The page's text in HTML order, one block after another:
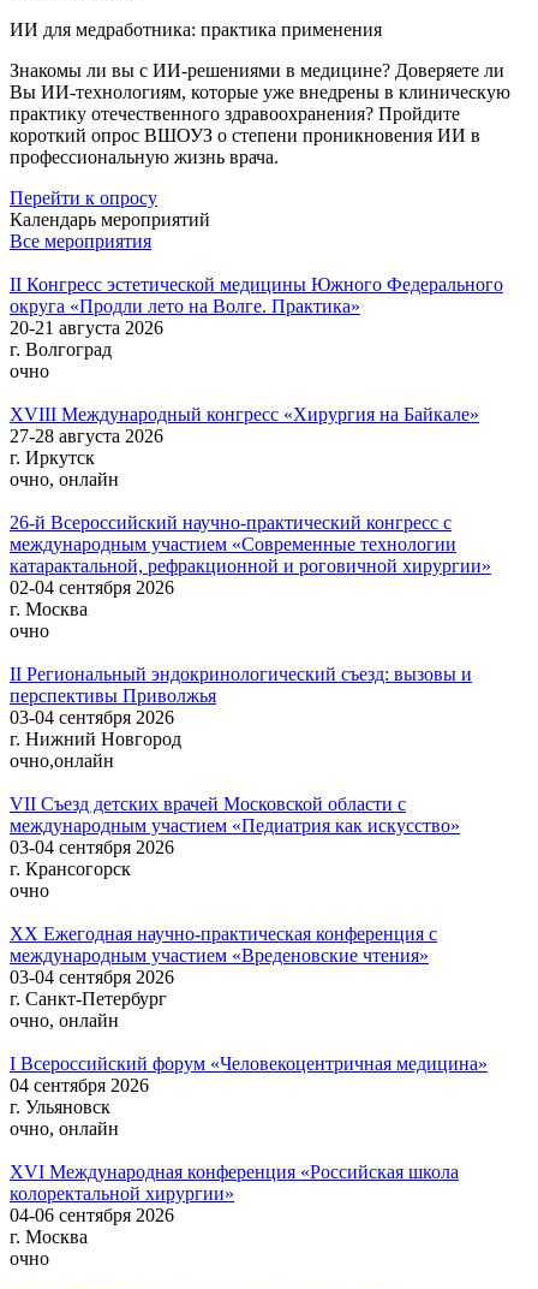
ИИ для медработника: практика применения
Знакомы ли вы с ИИ-решениями в медицине? Доверяете ли
Вы ИИ-технологиям, которые уже внедрены в клиническую
практику отечественного здравоохранения? Пройдите
короткий опрос ВШОУЗ о степени проникновения ИИ в
профессиональную жизнь врача.
Перейти к опросу
Календарь мероприятий
Все мероприятия
II Конгресс эстетической медицины Южного Федерального
округа «Продли лето на Волге. Практика»
20-21 августа 2026
г. Волгоград
очно
XVIII Международный конгресс «Хирургия на Байкале»
27-28 августа 2026
г. Иркутск
очно, онлайн
26-й Всероссийский научно-практический конгресс с
международным участием «Современные технологии
катарактальной, рефракционной и роговичной хирургии»
02-04 сентября 2026
г. Москва
очно
II Региональный эндокринологический съезд: вызовы и
перспективы Приволжья
03-04 сентября 2026
г. Нижний Новгород
очно,онлайн
VII Съезд детских врачей Московской области с
международным участием «Педиатрия как искусство»
03-04 сентября 2026
г. Крансогорск
очно
ХХ Ежегодная научно-практическая конференция с
международным участием «Вреденовские чтения»
03-04 сентября 2026
г. Санкт-Петербург
очно, онлайн
I Всероссийский форум «Человекоцентричная медицина»
04 сентября 2026
г. Ульяновск
очно, онлайн
XVI Международная конференция «Российская школа
колоректальной хирургии»
04-06 сентября 2026
г. Москва
очно